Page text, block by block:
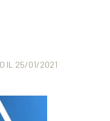
IL 25/01/2021